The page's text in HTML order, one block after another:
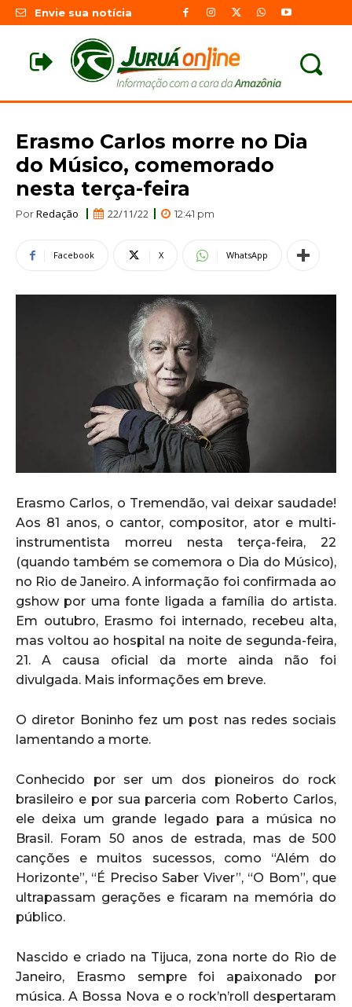
Envie sua notícia
Erasmo Carlos morre no Dia
do Músico, comemorado
nesta terça-feira
PorRedação 22/11/22 12:41 pm
Facebook X WhatsApp
Erasmo Carlos, o Tremendão, vai deixar saudade!
Aos 81 anos, o cantor, compositor, ator e multi-
instrumentista morreu nesta terça-feira, 22
(quando também se comemora o Dia do Músico),
no Rio de Janeiro. A informação foi confirmada ao
gshow por uma fonte ligada a família do artista.
Em outubro, Erasmo foi internado, recebeu alta,
mas voltou ao hospital na noite de segunda-feira,
21. A causa oficial da morte ainda não foi
divulgada. Mais informações em breve.
O diretor Boninho fez um post nas redes sociais
lamentando a morte.
Conhecido por ser um dos pioneiros do rock
brasileiro e por sua parceria com Roberto Carlos,
ele deixa um grande legado para a música no
Brasil. Foram 50 anos de estrada, mas de 500
canções e muitos sucessos, como “Além do
Horizonte”, “É Preciso Saber Viver”, “O Bom”, que
ultrapassam gerações e ficaram na memória do
público.
Nascido e criado na Tijuca, zona norte do Rio de
Janeiro, Erasmo sempre foi apaixonado por
música. A Bossa Nova e o rock’n’roll despertaram